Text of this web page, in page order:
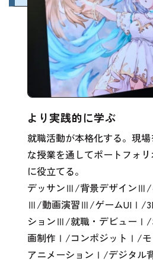
より実践的に学ぶ
就職活動が本格化する。現
な授業を通してポートフォ
に役立てる。
デッサンⅢ/背景デザインⅢ/
Ⅲ/動画演習Ⅲ/ゲームUIⅠ/
ションⅢ/就職・デビュー
画制作Ⅰ/コンポジットⅠ/
アニメーションⅠ/デジタル